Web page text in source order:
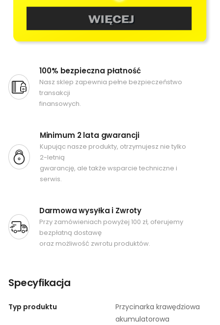
100% bezpieczna płatność
Nasz sklep zapewnia pełne bezpieczeństwo
transakcji
finansowych.
Minimum 2 lata gwarancji
Kupując nasze produkty, otrzymujesz nie tylko
2-letnią
gwarancję, ale także wsparcie techniczne i
serwis.
Darmowa wysyłka i Zwroty
Przy zamówieniach powyżej 100 zł, oferujemy
bezpłatną dostawę
oraz możliwość zwrotu produktów.
Specyfikacja
Typ produktu
Przycinarka krawędziowa
akumulatorowa